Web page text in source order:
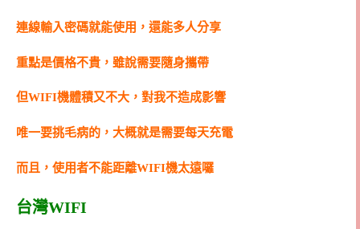
連線輸入密碼就能使用，還能多人分享
重點是價格不貴，雖說需要隨身攜帶
但WIFI機體積又不大，對我不造成影響
唯一要挑毛病的，大概就是需要每天充電
而且，使用者不能距離WIFI機太遠囉
台灣WIFI